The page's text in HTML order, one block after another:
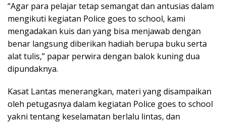
“Agar para pelajar tetap semangat dan antusias dalam
mengikuti kegiatan Police goes to school, kami
mengadakan kuis dan yang bisa menjawab dengan
benar langsung diberikan hadiah berupa buku serta
alat tulis,” papar perwira dengan balok kuning dua
dipundaknya.
Kasat Lantas menerangkan, materi yang disampaikan
oleh petugasnya dalam kegiatan Police goes to school
yakni tentang keselamatan berlalu lintas, dan